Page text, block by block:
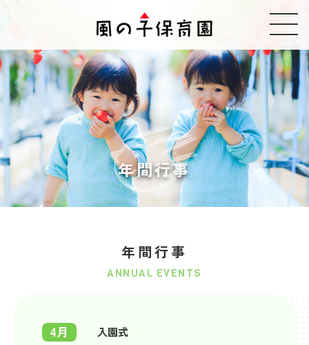
年間行事
年間行事
ANNUAL EVENTS
4月 入園式